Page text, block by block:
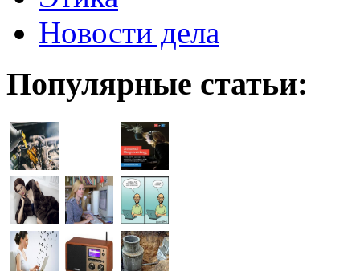
Новости дела
Популярные статьи: